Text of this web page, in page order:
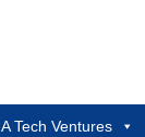
A Tech Ventures